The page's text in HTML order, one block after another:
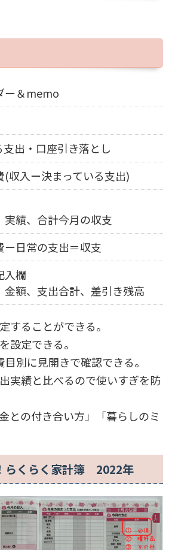
ー＆memo
支出・口座引き落とし
(収入ー決まっている支出)
実績、合計今月の収支
ー日常の支出＝収支
入欄
金額、支出合計、差引き残高
することができる。
設定できる。
別に見開きで確認できる。
実績と比べるので使いすぎを防
との付き合い方」「暮らしのミ
らくらく家計簿 2022年